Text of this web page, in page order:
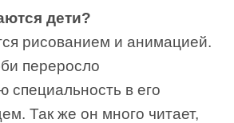
дети?
рисованием и анимацией.
переросло
специальность в его
Так же он много читает,